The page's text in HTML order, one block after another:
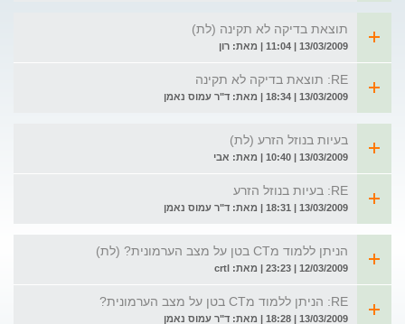
תוצאת בדיקה לא תקינה (לת)
13/03/2009 | 11:04 | מאת: רון
RE: תוצאת בדיקה לא תקינה
13/03/2009 | 18:34 | מאת: ד"ר עמוס נאמן
בעיות בנוזל הזרע (לת)
13/03/2009 | 10:40 | מאת: אבי
RE: בעיות בנוזל הזרע
13/03/2009 | 18:31 | מאת: ד"ר עמוס נאמן
הניתן ללמוד מCT בטן על מצב הערמונית? (לת)
12/03/2009 | 23:23 | מאת: crtl
RE: הניתן ללמוד מCT בטן על מצב הערמונית?
13/03/2009 | 18:28 | מאת: ד"ר עמוס נאמן